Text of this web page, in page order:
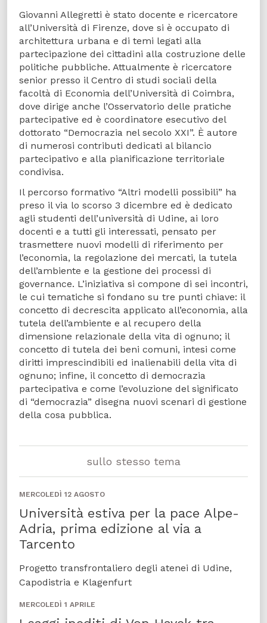
Giovanni Allegretti è stato docente e ricercatore
all’Università di Firenze, dove si è occupato di
architettura urbana e di temi legati alla
partecipazione dei cittadini alla costruzione delle
politiche pubbliche. Attualmente è ricercatore
senior presso il Centro di studi sociali della
facoltà di Economia dell’Università di Coimbra,
dove dirige anche l’Osservatorio delle pratiche
partecipative ed è coordinatore esecutivo del
dottorato “Democrazia nel secolo XXI”. È autore
di numerosi contributi dedicati al bilancio
partecipativo e alla pianificazione territoriale
condivisa.
Il percorso formativo “Altri modelli possibili” ha
preso il via lo scorso 3 dicembre ed è dedicato
agli studenti dell’università di Udine, ai loro
docenti e a tutti gli interessati, pensato per
trasmettere nuovi modelli di riferimento per
l’economia, la regolazione dei mercati, la tutela
dell’ambiente e la gestione dei processi di
governance. L’iniziativa si compone di sei incontri,
le cui tematiche si fondano su tre punti chiave: il
concetto di decrescita applicato all’economia, alla
tutela dell’ambiente e al recupero della
dimensione relazionale della vita di ognuno; il
concetto di tutela dei beni comuni, intesi come
diritti imprescindibili ed inalienabili della vita di
ognuno; infine, il concetto di democrazia
partecipativa e come l’evoluzione del significato
di “democrazia” disegna nuovi scenari di gestione
della cosa pubblica.
sullo stesso tema
MERCOLEDÌ 12 AGOSTO
Università estiva per la pace Alpe-
Adria, prima edizione al via a
Tarcento
Progetto transfrontaliero degli atenei di Udine,
Capodistria e Klagenfurt
MERCOLEDÌ 1 APRILE